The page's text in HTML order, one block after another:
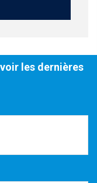
les dernières